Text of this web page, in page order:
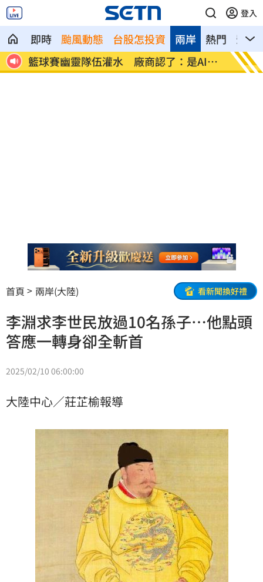
登入
即時 颱風動態 台股怎投資 熱門 影音
兩岸
傷
籃球賽幽靈隊伍灌水 廠商認了：是AI生
成
謝金
白
首頁 兩岸(大陸) 看新聞換好禮
李淵求李世民放過10名孫子…他點頭
答應一轉身卻全斬首
2025/02/10 06:00:00
大陸中心／莊芷榆報導